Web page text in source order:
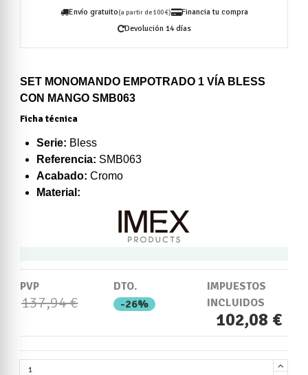
Envío gratuito(a partir de 100 €)
Financia tu compra
Devolución 14 días
SET MONOMANDO EMPOTRADO 1 VÍA BLESS
CON MANGO SMB063
Ficha técnica
Serie: Bless
Referencia: SMB063
Acabado: Cromo
Material:
PVP
137,94 €
DTO.
-26%
IMPUESTOS
INCLUIDOS
102,08 €